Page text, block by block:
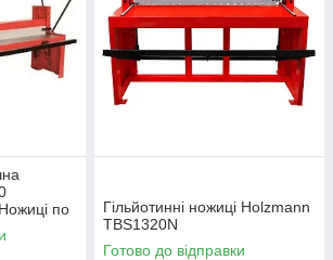
по
520 кг
Гільйотинні ножиці Holzmann
TBS1320N
Готово до відправки